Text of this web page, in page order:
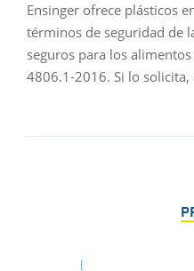
Ensinger ofrece plásticos
términos de seguridad de
seguros para los
4806.1-2016. Si lo